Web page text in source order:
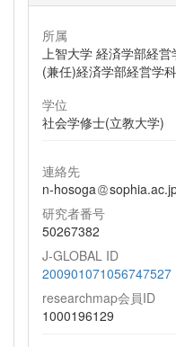
所属
上智大学 経済学部経
(兼任)経済学部経営学
学位
社会学修士(立教大学)
連絡先
n-hosoga
研究者番号
50267382
J-GLOBAL ID
200901071056747527
researchmap会員ID
1000196129